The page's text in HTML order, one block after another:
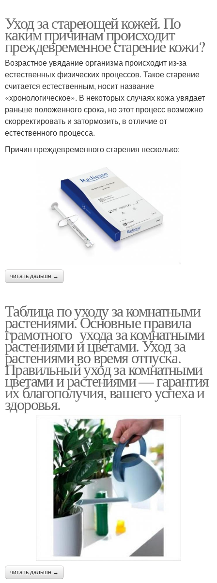
Уход за стареющей кожей. По
каким причинам происходит
преждевременное старение кожи?
Возрастное увядание организма происходит из-за
естественных физических процессов. Такое старение
считается естественным, носит название
«хронологическое». В некоторых случаях кожа увядает
раньше положенного срока, но этот процесс возможно
скорректировать и затормозить, в отличие от
естественного процесса.
Причин преждевременного старения несколько:
читать дальше →
Таблица по уходу за комнатными
растениями. Основные правила
грамотного ухода за комнатными
растениями и цветами. Уход за
растениями во время отпуска.
Правильный уход за комнатными
цветами и растениями — гарантия
их благополучия, вашего успеха и
здоровья.
читать дальше →